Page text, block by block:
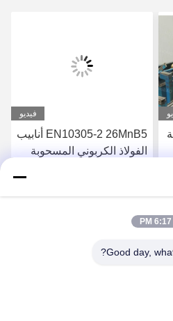
فيديو
EN10305-2 26MnB5 أنابيب
الفولاذ الكربوني المسحوبة
احصل على أفضل سعر
6:17 PM
Good day,